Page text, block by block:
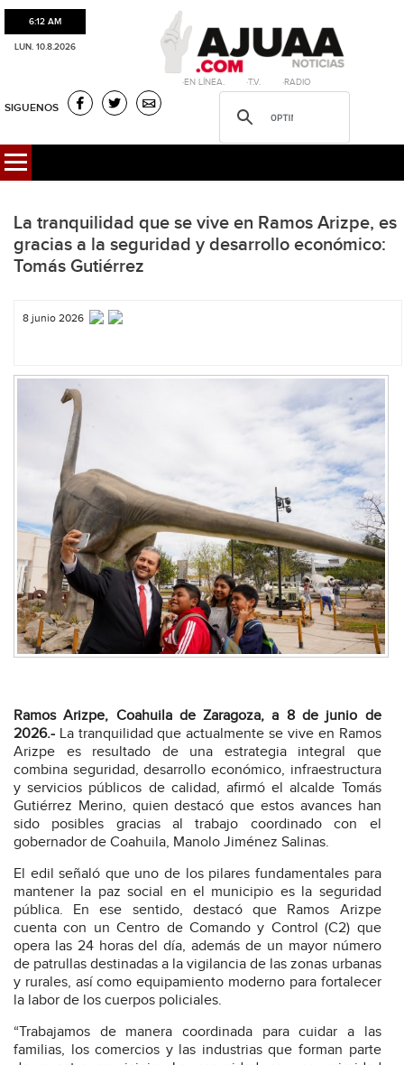
6:12 AM
LUN. 10.8.2026
·EN LÍNEA. ·T.V. ·RADIO
SIGUENOS
La tranquilidad que se vive en Ramos Arizpe, es
gracias a la seguridad y desarrollo económico:
Tomás Gutiérrez
8 junio 2026
Ramos Arizpe, Coahuila de Zaragoza, a 8 de junio de
2026.- La tranquilidad que actualmente se vive en Ramos
Arizpe es resultado de una estrategia integral que
combina seguridad, desarrollo económico, infraestructura
y servicios públicos de calidad, afirmó el alcalde Tomás
Gutiérrez Merino, quien destacó que estos avances han
sido posibles gracias al trabajo coordinado con el
gobernador de Coahuila, Manolo Jiménez Salinas.
El edil señaló que uno de los pilares fundamentales para
mantener la paz social en el municipio es la seguridad
pública. En ese sentido, destacó que Ramos Arizpe
cuenta con un Centro de Comando y Control (C2) que
opera las 24 horas del día, además de un mayor número
de patrullas destinadas a la vigilancia de las zonas urbanas
y rurales, así como equipamiento moderno para fortalecer
la labor de los cuerpos policiales.
“Trabajamos de manera coordinada para cuidar a las
familias, los comercios y las industrias que forman parte